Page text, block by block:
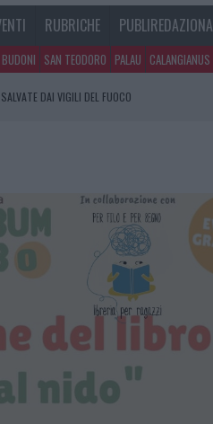
RUBRICHE
BUDONI SAN TEODORO PALAU CALANGIANUS
TEMPO IN GALLURA
DEL FUOCO